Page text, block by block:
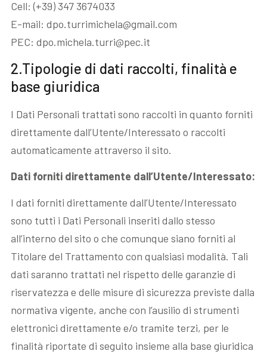
Cell: (+39) 347 3674033
E-mail: dpo.turrimichela@gmail.com
PEC: dpo.michela.turri@pec.it
2.Tipologie di dati raccolti, finalità e
base giuridica
I Dati Personali trattati sono raccolti in quanto forniti
direttamente dall’Utente/Interessato o raccolti
automaticamente attraverso il sito.
Dati forniti direttamente dall’Utente/Interessato:
I dati forniti direttamente dall’Utente/Interessato
sono tutti i Dati Personali inseriti dallo stesso
all’interno del sito o che comunque siano forniti al
Titolare del Trattamento con qualsiasi modalità. Tali
dati saranno trattati nel rispetto delle garanzie di
riservatezza e delle misure di sicurezza previste dalla
normativa vigente, anche con l’ausilio di strumenti
elettronici direttamente e/o tramite terzi, per le
finalità riportate di seguito insieme alla base giuridica